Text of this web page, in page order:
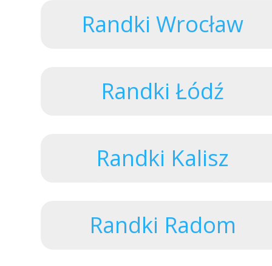
Randki Wrocław
Randki Łódź
Randki Kalisz
Randki Radom